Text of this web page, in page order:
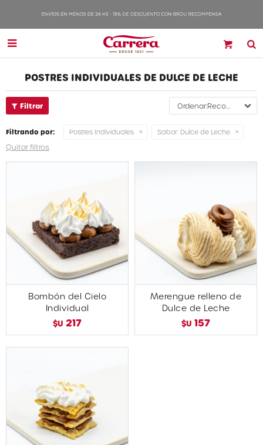

POSTRES INDIVIDUALES DE DULCE DE LECHE
Recomendados
Filtrando por: Postres Individuales Sabor: Dulce de Leche
Quitar filtros
Bombón del Cielo
Individual
$U 217
Merengue relleno de
Dulce de Leche
$U 157